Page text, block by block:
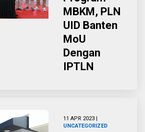
MBKM, PLN
UID Banten
MoU
Dengan
IPTLN
11 APR 2023 |
UNCATEGORIZED